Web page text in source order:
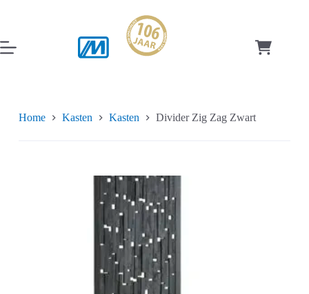
inhoud
Home Kasten Kasten Divider Zig Zag Zwart